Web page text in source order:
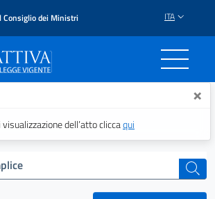
Consiglio dei Ministri ITA
- Il portale ×
dell’atto cliccaqui
cerca